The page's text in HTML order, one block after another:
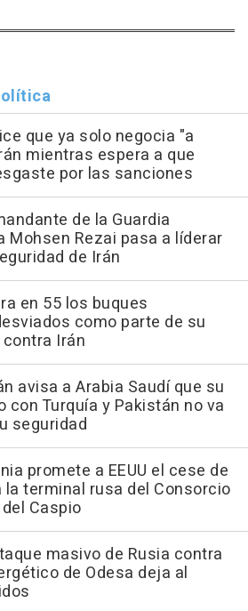
que ya solo negocia "a
mientras espera a que
por las sanciones
de la Guardia
Mohsen Rezai pasa a líderar
de Irán
en 55 los buques
como parte de su
Irán
avisa a Arabia Saudí que su
con Turquía y Pakistán no va
seguridad
promete a EEUU el cese de
terminal rusa del Consorcio
Caspio
masivo de Rusia contra
de Odesa deja al